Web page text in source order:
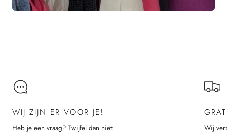
WIJ ZIJN ER VOOR JE!
Heb je een vraag? Twijfel dan niet:
Wij